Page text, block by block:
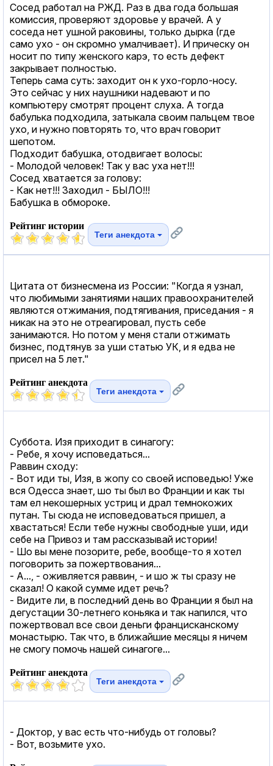
Сосед работал на РЖД. Раз в два года большая
комиссия, проверяют здоровье у врачей. А у
соседа нет ушной раковины, только дырка (где
само ухо - он скромно умалчивает). И прическу он
носит по типу женского карэ, то есть дефект
закрывает полностью.
Теперь сама суть: заходит он к ухо-горло-носу.
Это сейчас у них наушники надевают и по
компьютеру смотрят процент слуха. А тогда
бабулька подходила, затыкала своим пальцем твое
ухо, и нужно повторять то, что врач говорит
шепотом.
Подходит бабушка, отодвигает волосы:
- Молодой человек! Так у вас уха нет!!!
Сосед хватается за голову:
- Как нет!!! Заходил - БЫЛО!!!
Бабушка в обмороке.
Рейтинг истории
Теги анекдота
Цитата от бизнесмена из России: "Когда я узнал,
что любимыми занятиями наших правоохранителей
являются отжимания, подтягивания, приседания - я
никак на это не отреагировал, пусть себе
занимаются. Но потом у меня стали отжимать
бизнес, подтянув за уши статью УК, и я едва не
присел на 5 лет."
Рейтинг анекдота
Теги анекдота
Суббота. Изя приходит в синагогу:
- Ребе, я хочу исповедаться...
Раввин сходу:
- Вот иди ты, Изя, в жопу со своей исповедью! Уже
вся Одесса знает, шо ты был во Франции и как ты
там ел некошерных устриц и драл темнокожих
пyтан. Ты сюда не исповедоваться пришел, а
хвастаться! Если тебе нужны свободные уши, иди
себе на Привоз и там рассказывай истории!
- Шо вы мене позорите, ребе, вообще-то я хотел
поговорить за пожертвования...
- А..., - оживляется раввин, - и шо ж ты сразу не
сказал! О какой сумме идет речь?
- Видите ли, в последний день во Франции я был на
дегустации 30-летнего коньяка и так напился, что
пожертвовал все свои деньги францисканскому
монастырю. Так что, в ближайшие месяцы я ничем
не смогу помочь нашей синагоге...
Рейтинг анекдота
Теги анекдота
- Доктор, у вас есть что-нибудь от головы?
- Вот, возьмите ухо.